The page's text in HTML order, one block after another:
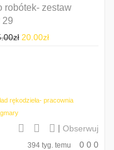
robótek- zestaw
29
zł 20.00zł
rękodzieła- pracownia
| Obserwuj
394 tyg. temu 0 0 0